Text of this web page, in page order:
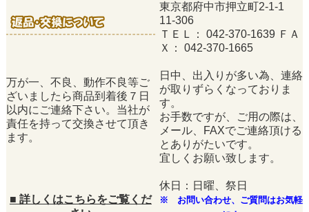
東京都府中市押立町2-1-1
11-306
ＴＥＬ： 042-370-1639 ＦＡ
Ｘ： 042-370-1665
日中、出入りが多い為、連絡
が取りずらくなっておりま
す。
お手数ですが、ご用の際は、
メール、FAXでご連絡頂ける
とありがたいです。
宜しくお願い致します。
休日：日曜、祭日
万が一、不良、動作不良等ご
ざいましたら商品到着後７日
以内にご連絡下さい。当社が
責任を持って交換させて頂き
ます。
■ 詳しくはこちらをご覧くだ
※ お問い合わせ、ご質問はお気軽